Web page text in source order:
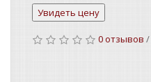
0 отзывов /